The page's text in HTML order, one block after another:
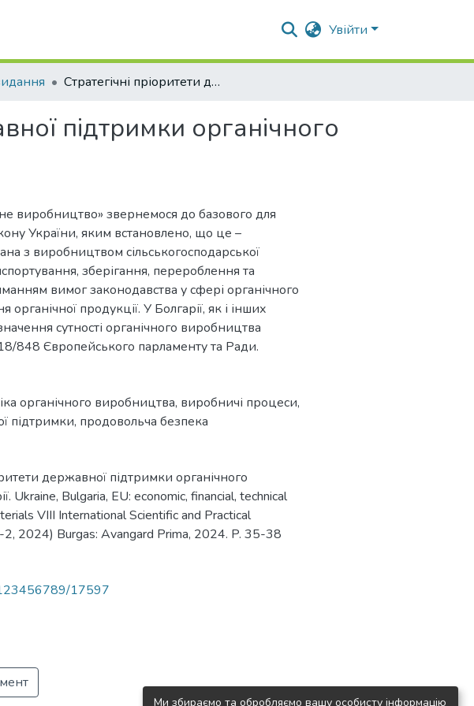
Увійти
Стратегічні пріоритети державної підтримки органічного виробництва в Україні та Болгарії
підтримки органічного
виробництво» звернемося до базового для
України, яким встановлено, що це –
з виробництвом сільськогосподарської
зберігання, перероблення та
вимог законодавства у сфері органічного
продукції. У Болгарії, як і інших
сутності органічного виробництва
848 Європейського парламенту та Ради.
органічного виробництва, виробничі процеси,
підтримки, продовольча безпека
державної підтримки органічного
Ukraine, Bulgaria, EU: economic, financial, technical
VІІІ International Scientific and Practical
2, 2024) Burgas: Avangard Prima, 2024. P. 35-38
123456789/17597
Ми збираємо та обробляємо вашу особисту інформацію